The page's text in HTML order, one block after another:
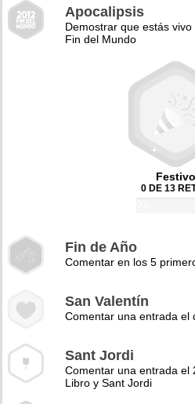
Apocalipsis
Demostrar que estás
Fin del Mundo
Festivo
0 DE 13
Fin de Año
Comentar en los 5
San Valentín
Comentar una entrada el
Sant Jordi
Comentar una entrada el
Libro y Sant Jordi